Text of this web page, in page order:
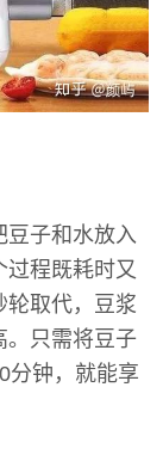
豆子和水放入
过程既耗时又
轮取代，豆浆
。只需将豆子
分钟，就能享